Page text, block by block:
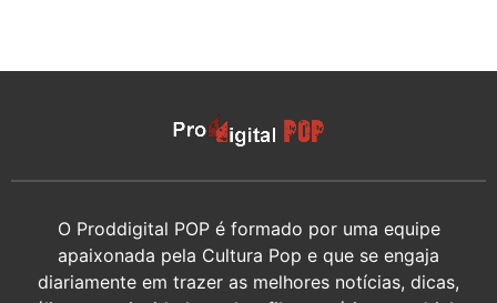
O Proddigital POP é formado por uma equipe
apaixonada pela Cultura Pop e que se engaja
diariamente em trazer as melhores notícias, dicas,